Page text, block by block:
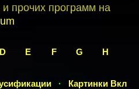
прочих программ на
D E F G H
· Картинки Вкл